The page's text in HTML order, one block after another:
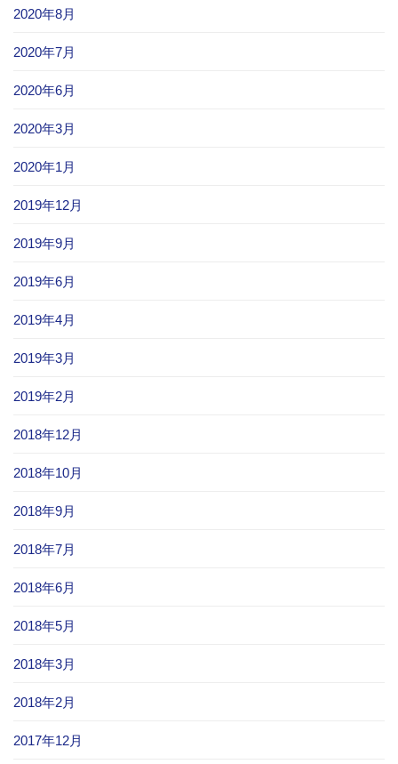
2020年8月
2020年7月
2020年6月
2020年3月
2020年1月
2019年12月
2019年9月
2019年6月
2019年4月
2019年3月
2019年2月
2018年12月
2018年10月
2018年9月
2018年7月
2018年6月
2018年5月
2018年3月
2018年2月
2017年12月